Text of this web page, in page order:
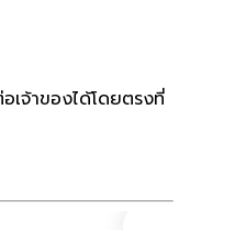
เจ้าของได้โดยตรงที่